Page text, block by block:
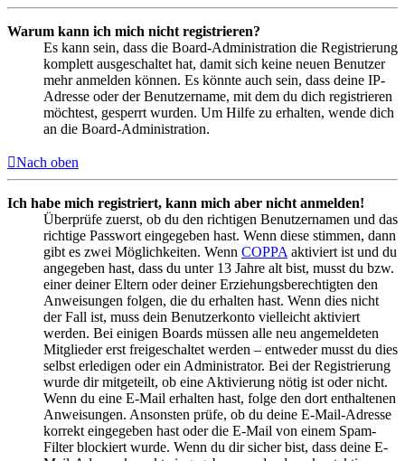
Warum kann ich mich nicht registrieren?
Es kann sein, dass die Board-Administration die Registrierung
komplett ausgeschaltet hat, damit sich keine neuen Benutzer
mehr anmelden können. Es könnte auch sein, dass deine IP-
Adresse oder der Benutzername, mit dem du dich registrieren
möchtest, gesperrt wurden. Um Hilfe zu erhalten, wende dich
an die Board-Administration.
Nach oben
Ich habe mich registriert, kann mich aber nicht anmelden!
Überprüfe zuerst, ob du den richtigen Benutzernamen und das
richtige Passwort eingegeben hast. Wenn diese stimmen, dann
gibt es zwei Möglichkeiten. Wenn COPPA aktiviert ist und du
angegeben hast, dass du unter 13 Jahre alt bist, musst du bzw.
einer deiner Eltern oder deiner Erziehungsberechtigten den
Anweisungen folgen, die du erhalten hast. Wenn dies nicht
der Fall ist, muss dein Benutzerkonto vielleicht aktiviert
werden. Bei einigen Boards müssen alle neu angemeldeten
Mitglieder erst freigeschaltet werden – entweder musst du dies
selbst erledigen oder ein Administrator. Bei der Registrierung
wurde dir mitgeteilt, ob eine Aktivierung nötig ist oder nicht.
Wenn du eine E-Mail erhalten hast, folge den dort enthaltenen
Anweisungen. Ansonsten prüfe, ob du deine E-Mail-Adresse
korrekt eingegeben hast oder die E-Mail von einem Spam-
Filter blockiert wurde. Wenn du dir sicher bist, dass deine E-